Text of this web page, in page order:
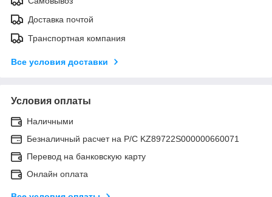
Доставка почтой
Транспортная компания
Все условия доставки
Условия оплаты
Наличными
Безналичный расчет на Р/С KZ89722S000000660071
Перевод на банковскую карту
Онлайн оплата